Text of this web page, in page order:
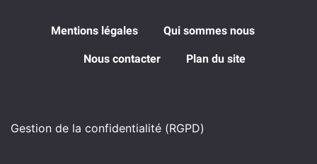
Mentions légales Qui sommes nous
Nous contacter Plan du site
Gestion de la confidentialité (RGPD)